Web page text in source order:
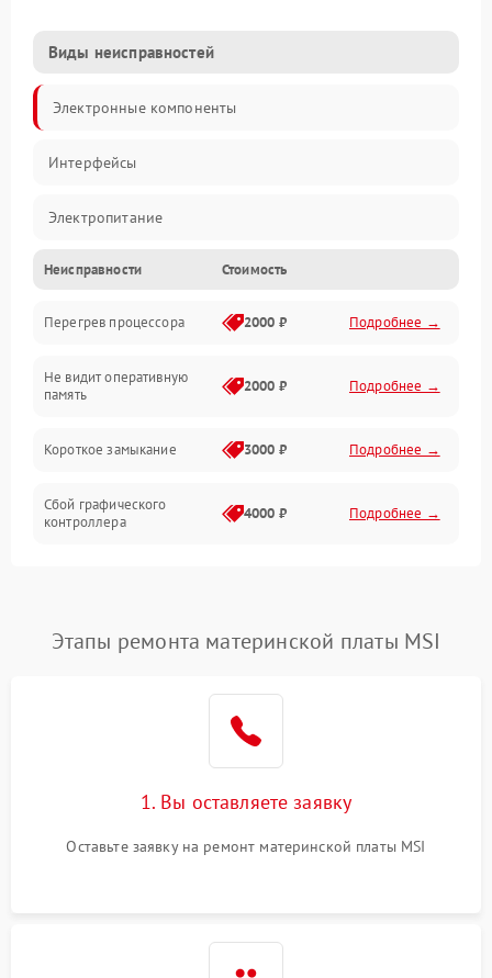
Виды неисправностей
Электронные компоненты
Интерфейсы
Электропитание
Корпус/Герметичность
Механика
ПО/Микропрограмма
Неисправности Стоимость
Перегрев процессора 2000 ₽ Подробнее →
Не видит оперативную
память
2000 ₽ Подробнее →
Короткое замыкание 3000 ₽ Подробнее →
Сбой графического
контроллера
4000 ₽ Подробнее →
Этапы ремонта материнской платы MSI
1. Вы оставляете заявку
Оставьте заявку на ремонт материнской платы MSI